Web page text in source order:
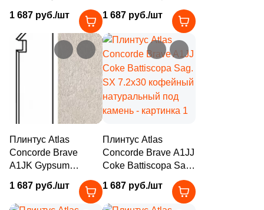
40х25 (
40.2x7.6 (4
40.2x40.2 ( )
)
10 )
50x8 (5
50.5x50.5 (1)
59x59 ( 4)
серый натуральный
под камень
1 687 руб./шт
DX 7.2х30 бежевый
натуральный под
камень
1 687 руб./шт
Плинтус Atlas
Concorde Brave
A1JK Gypsum
Battiscopa Sag. DX
7.2х30 бежевый
натуральный под
1 687 руб./шт
Плинтус Atlas
Concorde Brave A1JJ
Coke Battiscopa Sag.
SX 7.2х30 кофейный
натуральный под
камень
1 687 руб./шт